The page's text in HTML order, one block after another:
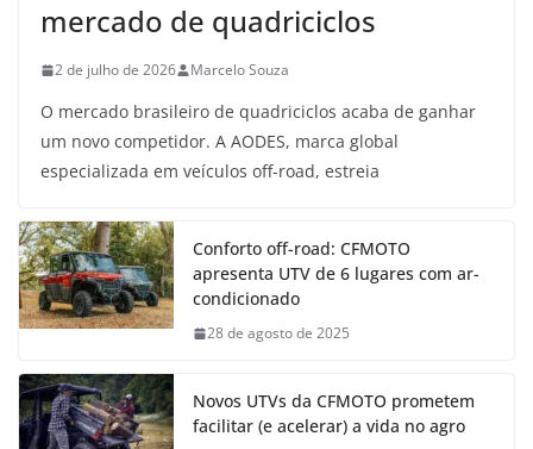
mercado de quadriciclos
2 de julho de 2026 Marcelo Souza
O mercado brasileiro de quadriciclos acaba de ganhar
um novo competidor. A AODES, marca global
especializada em veículos off-road, estreia
Conforto off-road: CFMOTO
apresenta UTV de 6 lugares com ar-
condicionado
28 de agosto de 2025
Novos UTVs da CFMOTO prometem
facilitar (e acelerar) a vida no agro